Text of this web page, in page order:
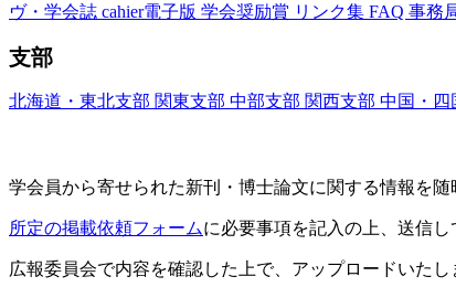
ヴ・学会誌 cahier電子版 学会奨励賞 リンク集 FAQ 事務
支部
北海道・東北支部 関東支部 中部支部 関西支部 中国・四
学会員から寄せられた新刊・ 博士論文に関する情報を随
所定の掲載依頼フォームに必要事項を記入の上、送信し
広報委員会で内容を確認した上で、アップロードいたし